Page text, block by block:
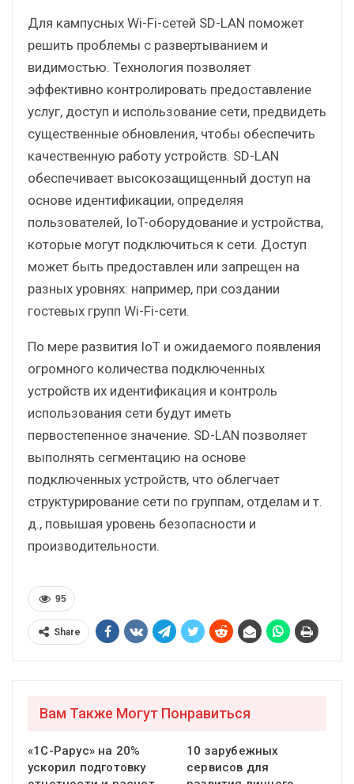
Для кампусных Wi-Fi-сетей SD-LAN поможет
решить проблемы с развертыванием и
видимостью. Технология позволяет
эффективно контролировать предоставление
услуг, доступ и использование сети, предвидеть
существенные обновления, чтобы обеспечить
качественную работу устройств. SD-LAN
обеспечивает высокозащищенный доступ на
основе идентификации, определяя
пользователей, IoT-оборудование и устройства,
которые могут подключиться к сети. Доступ
может быть предоставлен или запрещен на
разных уровнях: например, при создании
гостевых групп Wi-Fi-сети.
По мере развития IoT и ожидаемого появления
огромного количества подключенных
устройств их идентификация и контроль
использования сети будут иметь
первостепенное значение. SD-LAN позволяет
выполнять сегментацию на основе
подключенных устройств, что облегчает
структурирование сети по группам, отделам и т.
д., повышая уровень безопасности и
производительности.
95
Share
Вам Также Могут Понравиться
«1С-Рарус» на 20%
ускорил подготовку
10 зарубежных
сервисов для